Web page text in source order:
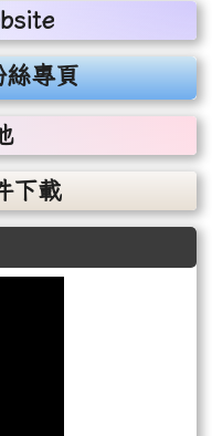
絲專頁
下載